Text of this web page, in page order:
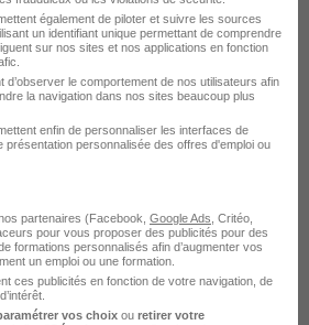
similaires
ressources humaines
des ressources humaines
également de piloter et suivre les sources
un identifiant unique permettant de comprendre
sur nos sites et nos applications en fonction
d’observer le comportement de nos utilisateurs afin
la navigation dans nos sites beaucoup plus
enfin de personnaliser les interfaces de
présentation personnalisée des offres d'emploi ou
partenaires (Facebook, Google Ads , Critéo,
pour vous proposer des publicités pour des
formations personnalisés afin d’augmenter vos
un emploi ou une formation.
ces publicités en fonction de votre navigation, de
vos choix ou retirer votre